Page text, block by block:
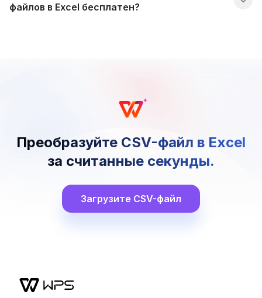
файлов в Excel бесплатен?
Преобразуйте CSV-файл в Excel
за считанные секунды.
Загрузите CSV-файл